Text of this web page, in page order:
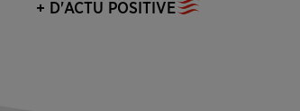
+ D'ACTU POSITIVE